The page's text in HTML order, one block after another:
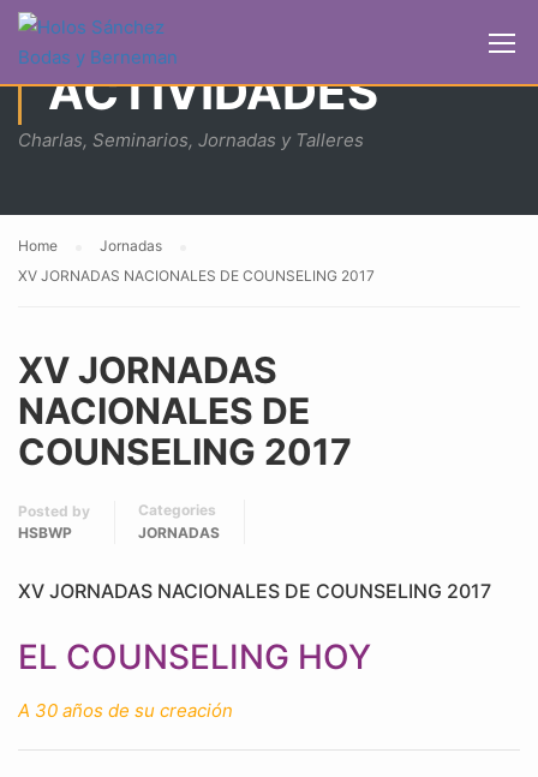
ACTIVIDADES
Charlas, Seminarios, Jornadas y Talleres
Home
Jornadas
XV JORNADAS NACIONALES DE COUNSELING 2017
XV JORNADAS
NACIONALES DE
COUNSELING 2017
Posted by
HSBWP
Categories
JORNADAS
XV JORNADAS NACIONALES DE COUNSELING 2017
EL COUNSELING HOY
A 30 años de su creación